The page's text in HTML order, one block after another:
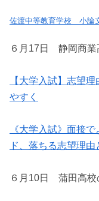
佐渡中等教育学校 小論
６月17日 静岡商業
【大学入試】志望
やすく
《大学入試》面接
ド、落ちる志望理由
６月10日 蒲田高校